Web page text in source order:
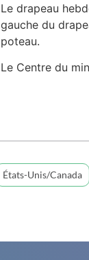
Le drapeau
gauche du
poteau.
Le Centre du
États-Unis/Canada